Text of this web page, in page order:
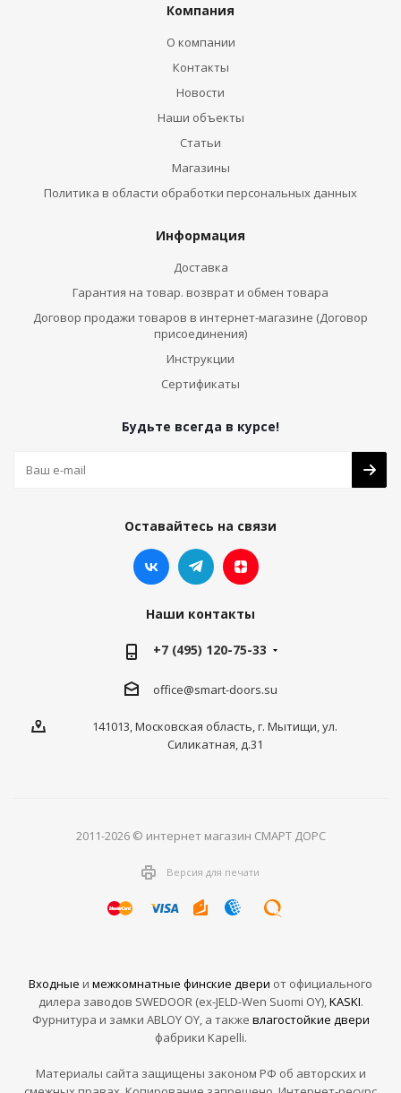
Компания
О компании
Контакты
Новости
Наши объекты
Статьи
Магазины
Политика в области обработки персональных данных
Информация
Доставка
Гарантия на товар. возврат и обмен товара
Договор продажи товаров в интернет-магазине (Договор
присоединения)
Инструкции
Сертификаты
Будьте всегда в курсе!
Оставайтесь на связи
Наши контакты
+7 (495) 120-75-33
office@smart-doors.su
141013, Московская область, г. Мытищи, ул.
Силикатная, д.31
2011-2026 © интернет магазин СМАРТ ДОРС
Версия для печати
Входные и межкомнатные финские двери от официального
дилера заводов SWEDOOR (ex-JELD-Wen Suomi OY),KASKI.
Фурнитура и замки ABLOY OY, а также влагостойкие двери
фабрики Kapelli.
Материалы сайта защищены законом РФ об авторских и